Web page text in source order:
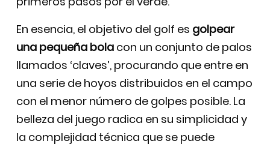
En esencia, el objetivo del golf es golpear
una pequeña bola con un conjunto de palos
llamados ‘claves’, procurando que entre en
una serie de hoyos distribuidos en el campo
con el menor número de golpes posible. La
belleza del juego radica en su simplicidad y
la complejidad técnica que se puede